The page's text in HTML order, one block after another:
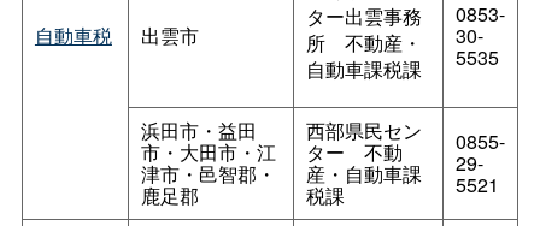
自動車税 出雲市
ター出雲事務
所 不動産・
自動車課税課
0853-
30-
5535
浜田市・益田
市・大田市・江
津市・邑智郡・
鹿足郡
西部県民セン
ター 不動
産・自動車課
税課
0855-
29-
5521